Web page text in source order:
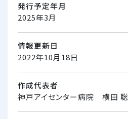
発行予定年月
2025年3月
情報更新日
2022年10月18日
作成代表者
神戸アイセンター病院 横田 聡